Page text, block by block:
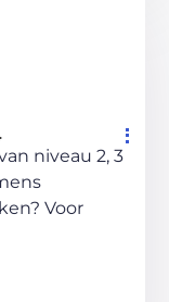
niveau 2, 3
Voor